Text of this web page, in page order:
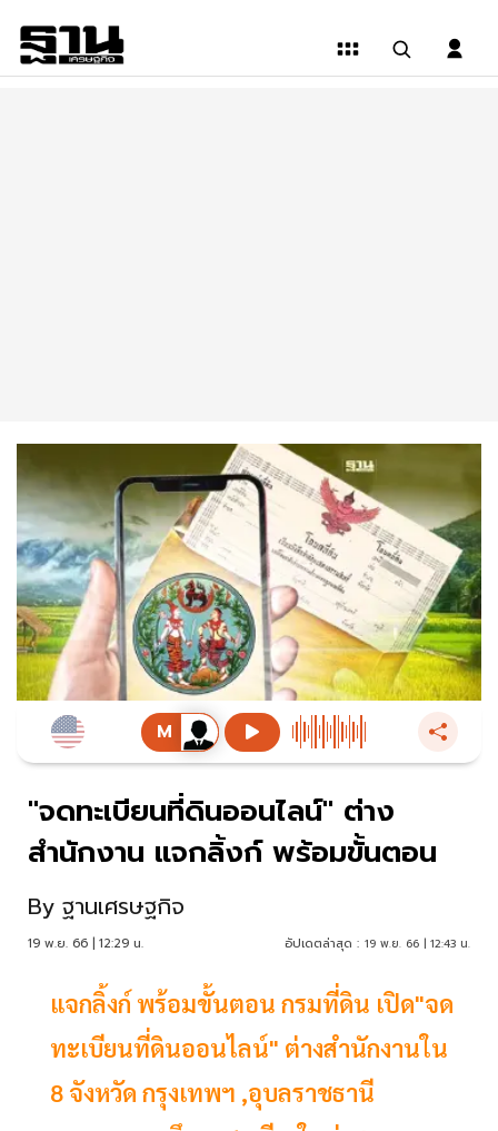
"จดทะเบียนที่ดินออนไลน์" ต่าง
สำนักงาน แจกลิ้งก์ พร้อมขั้นตอน
By ฐานเศรษฐกิจ
19 พ.ย. 66 | 12:29 น. อัปเดตล่าสุด : 19 พ.ย. 66 | 12:43 น.
แจกลิ้งก์ พร้อมขั้นตอน กรมที่ดิน เปิด"จด
ทะเบียนที่ดินออนไลน์" ต่างสำนักงานใน
8 จังหวัด กรุงเทพฯ ,อุบลราชธานี